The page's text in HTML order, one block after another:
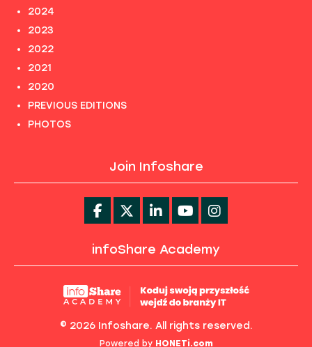
2024
2023
2022
2021
2020
PREVIOUS EDITIONS
PHOTOS
Join Infoshare
infoShare Academy
© 2026 Infoshare. All rights reserved.
Powered by HONETi.com